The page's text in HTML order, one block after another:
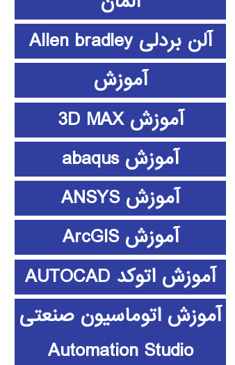
آلن بردلی Allen bradley
آموزش
آموزش 3D MAX
آموزش abaqus
آموزش ANSYS
آموزش ArcGIS
آموزش اتوکد AUTOCAD
آموزش اتوماسیون صنعتی
Automation Studio